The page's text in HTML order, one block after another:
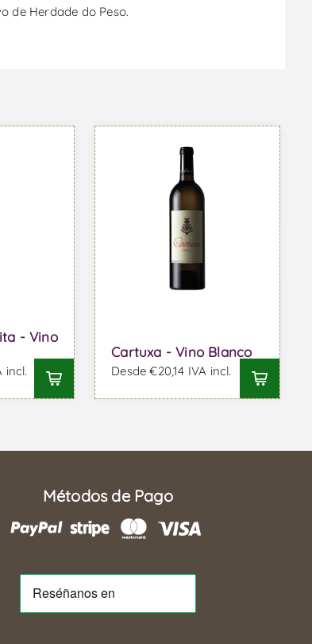
de Herdade do Peso.
- Vino
incl.
Cartuxa - Vino Blanco
Desde €20,14 IVA incl.
Métodos de Pago